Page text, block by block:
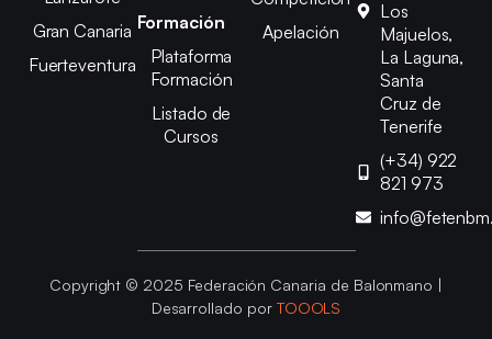
Gran Canaria
Fuerteventura
Formación
Plataforma
Formación
Listado de
Cursos
Apelación
Los
Majuelos,
La Laguna,
Santa
Cruz de
Tenerife
(+34) 922
821 973
Copyright © 2025 Federación Canaria de Balonmano |
Desarrollado por TOOOLS